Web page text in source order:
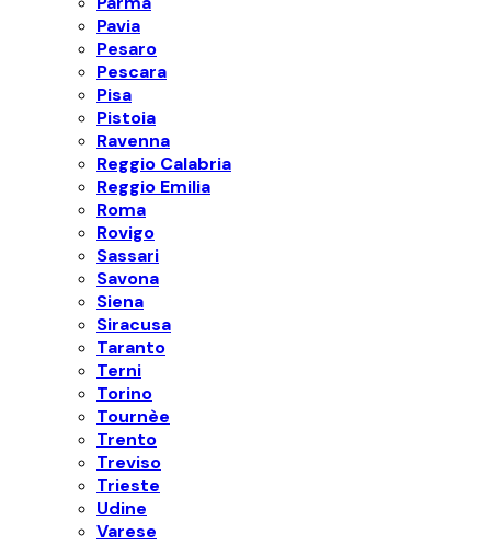
Pavia
Pesaro
Pescara
Pisa
Pistoia
Ravenna
Reggio Calabria
Reggio Emilia
Roma
Rovigo
Sassari
Savona
Siena
Siracusa
Taranto
Terni
Torino
Tournèe
Trento
Treviso
Trieste
Udine
Varese